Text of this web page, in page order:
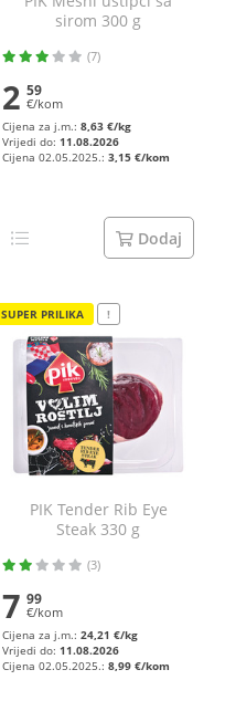
sirom 300 g
(7)
2 59
€/kom
Cijena za j.m.: 8,63 €/kg
Vrijedi do: 11.08.2026
Cijena 02.05.2025.: 3,15 €/kom
Dodaj
SUPER PRILIKA !
PIK Tender Rib Eye
Steak 330 g
(3)
7 99
€/kom
Cijena za j.m.: 24,21 €/kg
Vrijedi do: 11.08.2026
Cijena 02.05.2025.: 8,99 €/kom